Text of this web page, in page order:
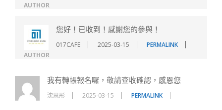
AUTHOR
AUTHOR
您好！已收到！感謝您的參與！
017CAFE 2025-03-15 PERMALINK
我有轉帳報名囉，敬請查收確認，感恩您
沈思彤 2025-03-15 PERMALINK